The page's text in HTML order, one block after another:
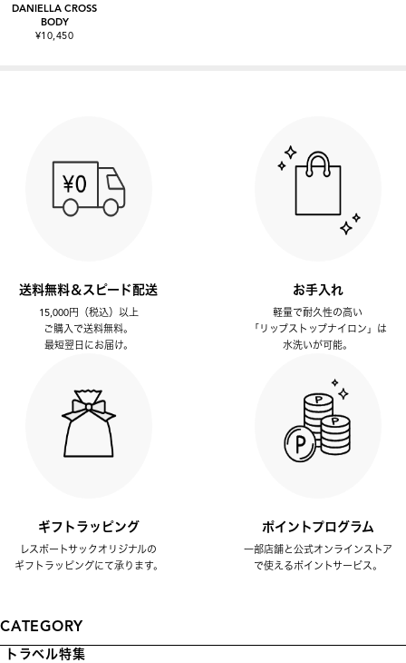
DANIELLA CROSS
BODY
¥10,450
送料無料＆スピード配送
15,000円（税込）以上
ご購入で送料無料。
最短翌日にお届け。
お手入れ
軽量で耐久性の高い
「リップストップナイロン」は
水洗いが可能。
ギフトラッピング
レスポートサックオリジナルの
ギフトラッピングにて承ります。
ポイントプログラム
一部店舗と公式オンラインストア
で使えるポイントサービス。
CATEGORY
トラベル特集